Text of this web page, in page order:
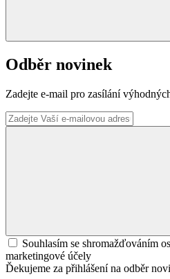
Odběr novinek
Zadejte e-mail pro zasílání
Souhlasím se shromažďováním
marketingové účely
Ďekujeme za přihlášení na odběr